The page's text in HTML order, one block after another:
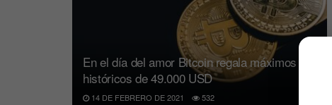
En el día del amor Bitcoin regala máximos
históricos de 49.000 USD
14 DE FEBRERO DE 2021 532